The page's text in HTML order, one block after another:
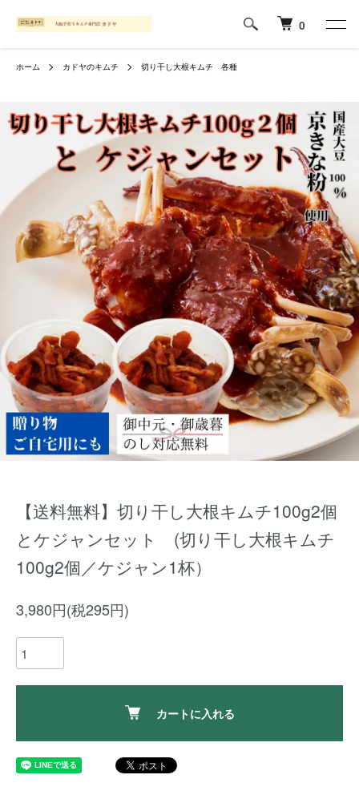
0
ホーム カドヤのキムチ 切り干し大根キムチ 各種
【送料無料】切り干し大根キムチ100g2個
とケジャンセット (切り干し大根キムチ
100g2個／ケジャン1杯）
3,980円(税295円)
カートに入れる